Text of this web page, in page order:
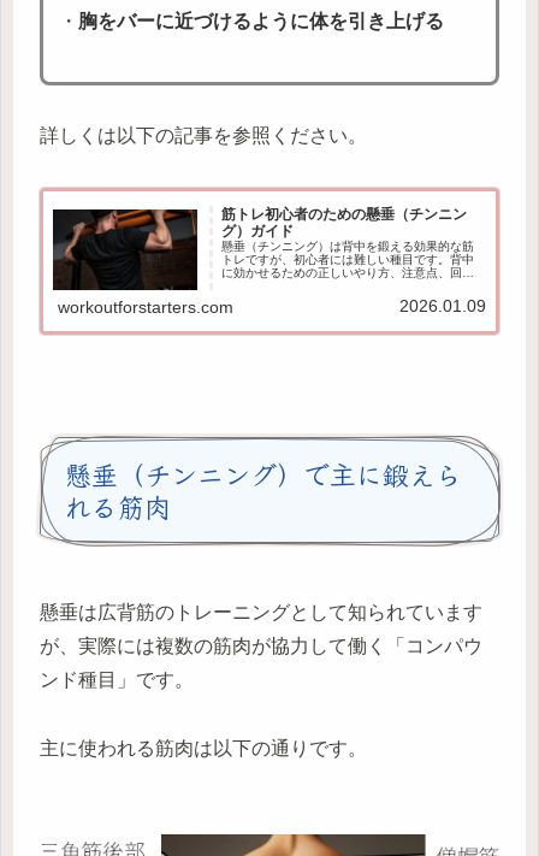
・ 胸をバーに近づけるように体を引き上げる
詳しくは以下の記事を参照ください。
筋トレ初心者のための懸垂（チンニン
グ）ガイド
懸垂（チンニング）は背中を鍛える効果的な筋
トレですが、初心者には難しい種目です。背中
に効かせるための正しいやり方、注意点、回
workoutforstarters.com 2026.01.09
懸垂（チンニング）で主に鍛えら
れる筋肉
懸垂は広背筋のトレーニングとして知られています
が、実際には複数の筋肉が協力して働く「コンパウ
ンド種目」です。
主に使われる筋肉は以下の通りです。